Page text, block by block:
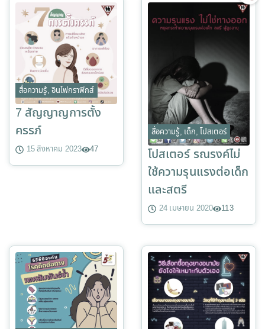
สื่อความรู้, อินโฟกราฟิกส์
7 สัญญาญการตั้ง
ครรภ์
15 สิงหาคม 2023 47
สื่อความรู้, เด็ก,โปสเตอร์
โปสเตอร์ รณรงค์ไม่
ใช้ความรุนแรงต่อเด็ก
และสตรี
24 เมษายน 2020 113